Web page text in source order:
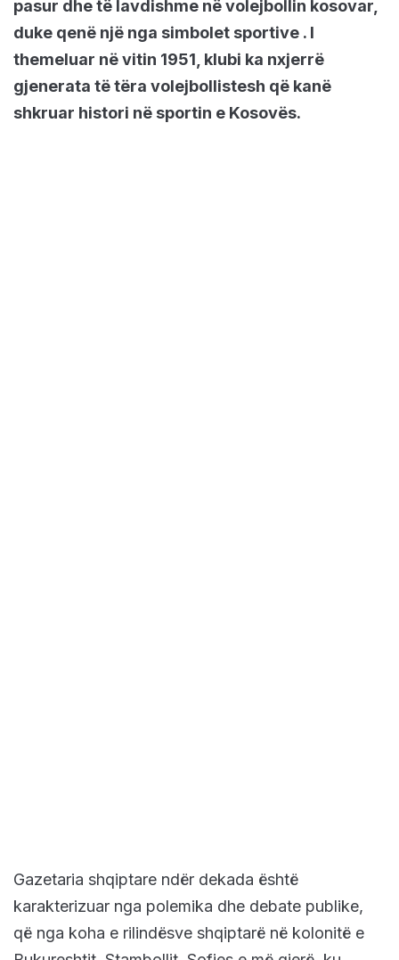
pasur dhe të lavdishme në volejbollin kosovar,
duke qenë një nga simbolet sportive . I
themeluar në vitin 1951, klubi ka nxjerrë
gjenerata të tëra volejbollistesh që kanë
shkruar histori në sportin e Kosovës.
Gazetaria shqiptare ndër dekada është
karakterizuar nga polemika dhe debate publike,
që nga koha e rilindësve shqiptarë në kolonitë e